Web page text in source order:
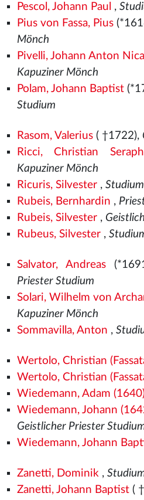
Pescol, Johann Paul ,
Pius von Fassa, Pius
Mönch
Pivelli, Johann Anton
Kapuziner Mönch
Polam, Johann Baptist
Studium
Rasom, Valerius( †1722),
Ricci, Christian
Kapuziner Mönch
Ricuris, Silvester, Studium
Rubeis, Bernhardin ,
Rubeis, Silvester,
Rubeus, Silvester,
Salvator, Andreas
Priester Studium
Solari, Wilhelm von
Kapuziner Mönch
Sommavilla, Anton ,
Wertolo, Christian
Wertolo, Christian
Wiedemann, Adam
Wiedemann, Johann
Geistlicher Priester
Wiedemann, Johann
Zanetti, Dominik,
Zanetti, Johann Baptist(